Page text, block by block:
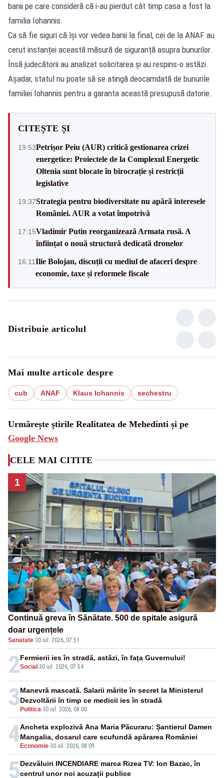
banii pe care consideră că i-au pierdut cât timp casa a fost la
familia Iohannis.
Ca să fie siguri că își vor vedea banii la final, cei de la ANAF au
cerut instanței această măsură de siguranță asupra bunurilor.
Însă judecătorii au analizat solicitarea și au respins-o astăzi.
Așadar, statul nu poate să se atingă deocamdată de bunurile
familiei Iohannis pentru a garanta această presupusă datorie.
CITEȘTE ȘI
19:53Petrișor Peiu (AUR) critică gestionarea crizei
energetice: Proiectele de la Complexul Energetic
Oltenia sunt blocate în birocrație și restricții
legislative
19:37Strategia pentru biodiversitate nu apără interesele
României. AUR a votat împotrivă
17:15Vladimir Putin reorganizează Armata rusă. A
înființat o nouă structură dedicată dronelor
16:11Ilie Bolojan, discuții cu mediul de afaceri despre
economie, taxe și reformele fiscale
Distribuie articolul
Mai multe articole despre
cub ANAF Klaus Iohannis sechestru
Urmărește știrile Realitatea de Mehedinti și pe
Google News
CELE MAI CITITE
1
Continuă greva în Sănătate. 500 de spitale asigură
doar urgențele
Sanatate·30 iul. 2026, 07:51
2Social -30 iul. 2026, 07:54
Fermierii ies în stradă, astăzi, în fața Guvernului!
3 Politica-30 iul. 2026, 08:00
Manevră mascată. Salarii mărite în secret la Ministerul
Dezvoltării în timp ce medicii ies în stradă
4 Economie-30 iul. 2026, 08:09
Ancheta explozivă Ana Maria Păcuraru: Șantierul Damen
Mangalia, dosarul care scufundă apărarea României
5Dezvăluiri INCENDIARE marca Rizea TV: Ion Bazac, în
centrul unor noi acuzații publice